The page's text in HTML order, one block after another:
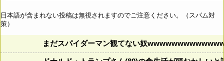
日本語が含まれない投稿は無視されますのでご注意ください。（スパム対
策）
まだスパイダーマン観てない奴